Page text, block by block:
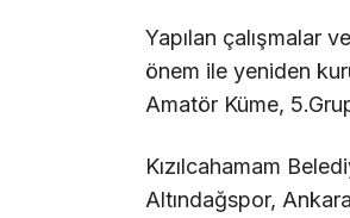
Yapılan çalışmalar
önem ile yeniden
Amatör Küme,
Kızılcahamam
Altındağspor,